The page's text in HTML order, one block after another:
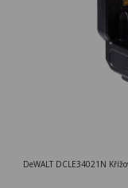
DeWALT DCLE34021N